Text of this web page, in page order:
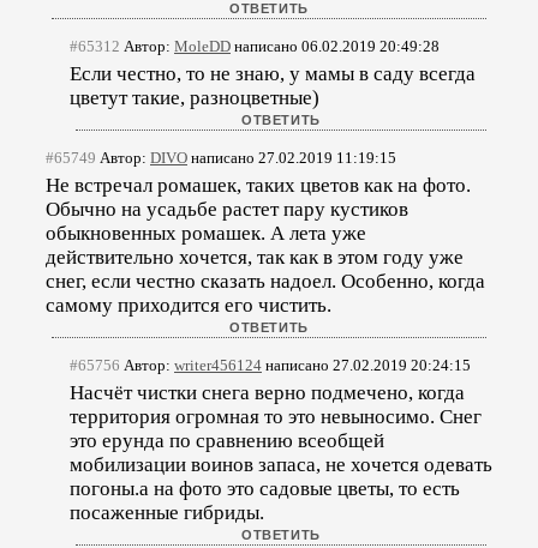
#65312 Автор: MoleDD написано 06.02.2019 20:49:28
Если честно, то не знаю, у мамы в саду всегда
цветут такие, разноцветные)
#65749 Автор: DIVO написано 27.02.2019 11:19:15
Не встречал ромашек, таких цветов как на фото.
Обычно на усадьбе растет пару кустиков
обыкновенных ромашек. А лета уже
действительно хочется, так как в этом году уже
снег, если честно сказать надоел. Особенно, когда
самому приходится его чистить.
#65756 Автор: writer456124 написано 27.02.2019 20:24:15
Насчёт чистки снега верно подмечено, когда
территория огромная то это невыносимо. Снег
это ерунда по сравнению всеобщей
мобилизации воинов запаса, не хочется одевать
погоны.а на фото это садовые цветы, то есть
посаженные гибриды.